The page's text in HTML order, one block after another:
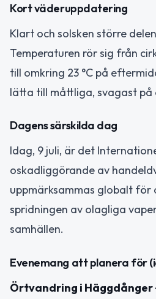
Kort väderuppdatering
Klart och solsken större
Temperaturen rör sig från
till omkring 23 °C på
lätta till måttliga, svagast
Dagens särskilda dag
Idag, 9 juli, är det
oskadliggörande av
uppmärksammas globalt för
spridningen av olagliga
samhällen.
Evenemang att planera för
Örtvandring i